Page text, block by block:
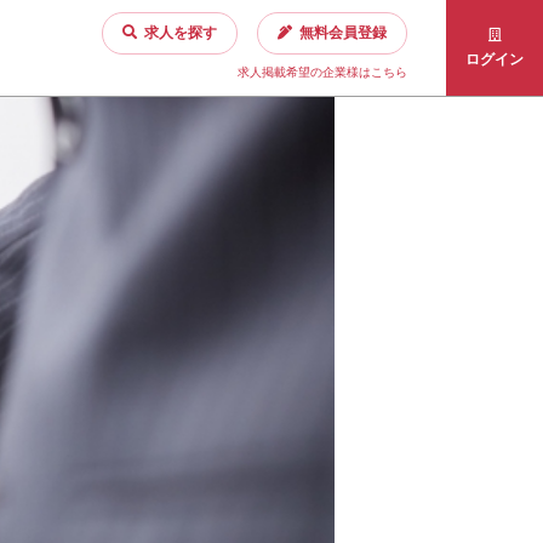
求人を探す 無料会員登録
求人掲載希望の企業様はこちら
ログイン